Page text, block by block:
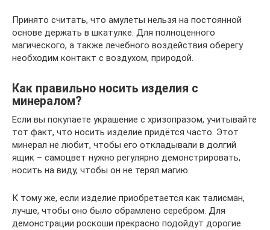
Принято считать, что амулеты нельзя на постоянной
основе держать в шкатулке. Для полноценного
магического, а также лечебного воздействия оберегу
необходим контакт с воздухом, природой.
Как правильно носить изделия с
минералом?
Если вы покупаете украшение с хризопразом, учитывайте
тот факт, что носить изделие придётся часто. Этот
минерал не любит, чтобы его откладывали в долгий
ящик – самоцвет нужно регулярно демонстрировать,
носить на виду, чтобы он не терял магию.
К тому же, если изделие приобретается как талисман,
лучше, чтобы оно было обрамлено серебром. Для
демонстрации роскоши прекрасно подойдут дорогие